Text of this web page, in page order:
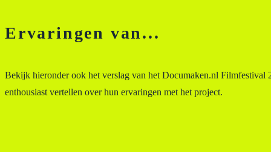
Ervaringen van...
Bekijk hieronder ook het verslag van het Documaken.nl
enthousiast vertellen over hun ervaringen met het project.